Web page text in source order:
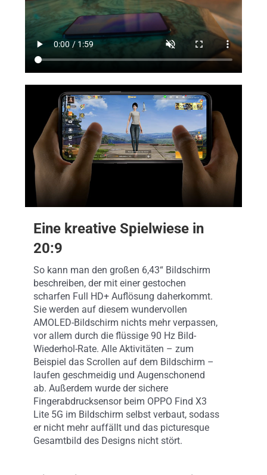
Eine kreative Spielwiese in
20:9
So kann man den großen 6,43“ Bildschirm
beschreiben, der mit einer gestochen
scharfen Full HD+ Auflösung daherkommt.
Sie werden auf diesem wundervollen
AMOLED-Bildschirm nichts mehr verpassen,
vor allem durch die flüssige 90 Hz Bild-
Wiederhol-Rate. Alle Aktivitäten – zum
Beispiel das Scrollen auf dem Bildschirm –
laufen geschmeidig und Augenschonend
ab. Außerdem wurde der sichere
Fingerabdrucksensor beim OPPO Find X3
Lite 5G im Bildschirm selbst verbaut, sodass
er nicht mehr auffällt und das picturesque
Gesamtbild des Designs nicht stört.